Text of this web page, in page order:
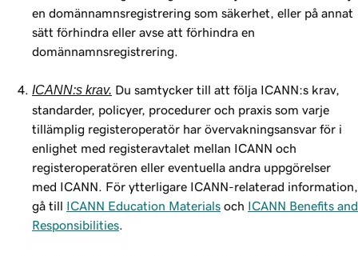
en domännamnsregistrering som säkerhet, eller på annat
sätt förhindra eller avse att förhindra en
domännamnsregistrering.
ICANN:s krav. Du samtycker till att följa ICANN:s krav,
standarder, policyer, procedurer och praxis som varje
tillämplig registeroperatör har övervakningsansvar för i
enlighet med registeravtalet mellan ICANN och
registeroperatören eller eventuella andra uppgörelser
med ICANN. För ytterligare ICANN-relaterad information,
gå till ICANN Education Materials och ICANN Benefits and
Responsibilities